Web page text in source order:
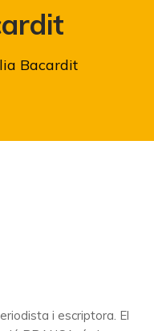
Bacardit
i escriptora. El